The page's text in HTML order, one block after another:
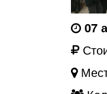
07